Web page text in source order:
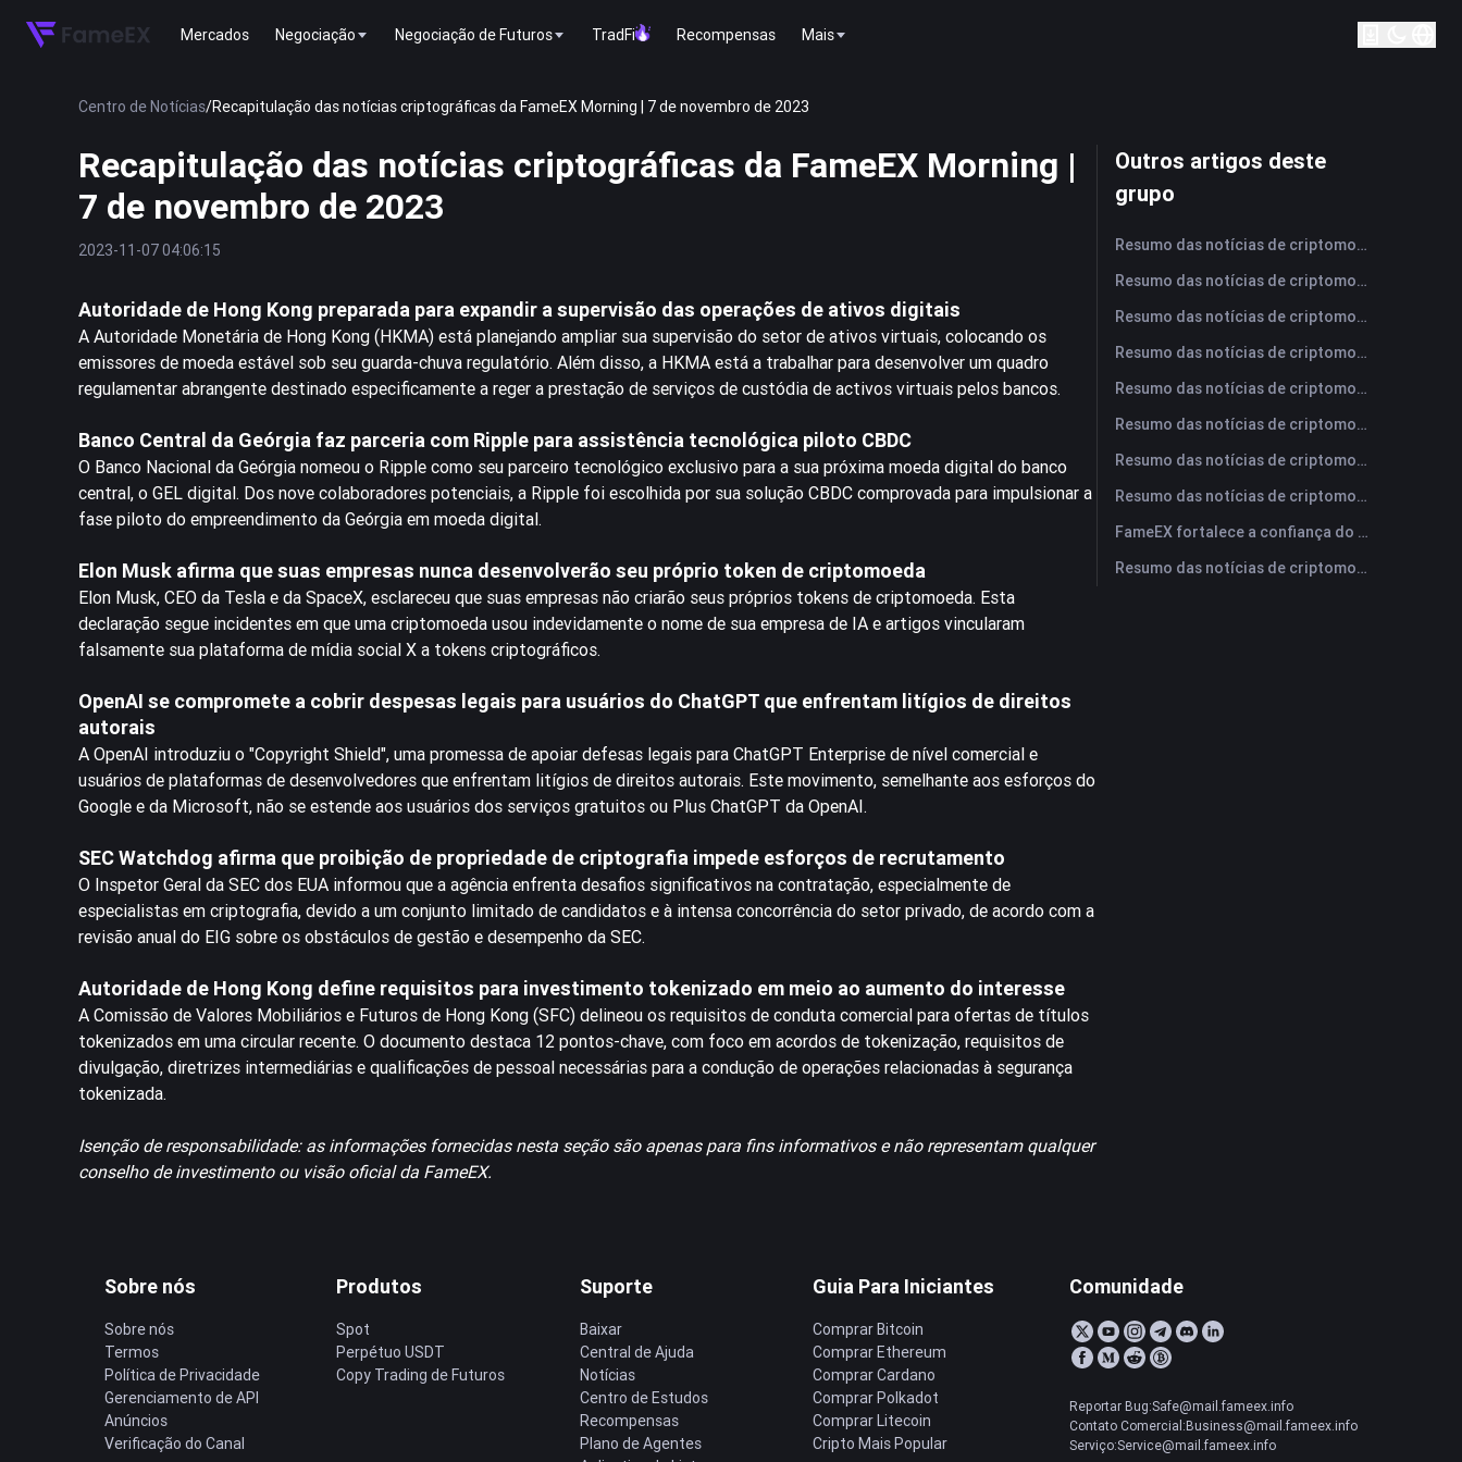
Mercados Negociação Negociação de Futuros TradFi Recompensas Mais
Centro de Notícias/Recapitulação das notícias criptográficas da FameEX Morning | 7 de novembro de 2023
Recapitulação das notícias criptográficas da FameEX Morning |
7 de novembro de 2023
2023-11-07 04:06:15
Autoridade de Hong Kong preparada para expandir a supervisão das operações de ativos digitais
A Autoridade Monetária de Hong Kong (HKMA) está planejando ampliar sua supervisão do setor de ativos virtuais, colocando os
emissores de moeda estável sob seu guarda-chuva regulatório. Além disso, a HKMA está a trabalhar para desenvolver um quadro
regulamentar abrangente destinado especificamente a reger a prestação de serviços de custódia de activos virtuais pelos bancos.
Banco Central da Geórgia faz parceria com Ripple para assistência tecnológica piloto CBDC
O Banco Nacional da Geórgia nomeou o Ripple como seu parceiro tecnológico exclusivo para a sua próxima moeda digital do banco
central, o GEL digital. Dos nove colaboradores potenciais, a Ripple foi escolhida por sua solução CBDC comprovada para impulsionar a
fase piloto do empreendimento da Geórgia em moeda digital.
Elon Musk afirma que suas empresas nunca desenvolverão seu próprio token de criptomoeda
Elon Musk, CEO da Tesla e da SpaceX, esclareceu que suas empresas não criarão seus próprios tokens de criptomoeda. Esta
declaração segue incidentes em que uma criptomoeda usou indevidamente o nome de sua empresa de IA e artigos vincularam
falsamente sua plataforma de mídia social X a tokens criptográficos.
OpenAI se compromete a cobrir despesas legais para usuários do ChatGPT que enfrentam litígios de direitos
autorais
A OpenAI introduziu o "Copyright Shield", uma promessa de apoiar defesas legais para ChatGPT Enterprise de nível comercial e
usuários de plataformas de desenvolvedores que enfrentam litígios de direitos autorais. Este movimento, semelhante aos esforços do
Google e da Microsoft, não se estende aos usuários dos serviços gratuitos ou Plus ChatGPT da OpenAI.
SEC Watchdog afirma que proibição de propriedade de criptografia impede esforços de recrutamento
O Inspetor Geral da SEC dos EUA informou que a agência enfrenta desafios significativos na contratação, especialmente de
especialistas em criptografia, devido a um conjunto limitado de candidatos e à intensa concorrência do setor privado, de acordo com a
revisão anual do EIG sobre os obstáculos de gestão e desempenho da SEC.
Autoridade de Hong Kong define requisitos para investimento tokenizado em meio ao aumento do interesse
A Comissão de Valores Mobiliários e Futuros de Hong Kong (SFC) delineou os requisitos de conduta comercial para ofertas de títulos
tokenizados em uma circular recente. O documento destaca 12 pontos-chave, com foco em acordos de tokenização, requisitos de
divulgação, diretrizes intermediárias e qualificações de pessoal necessárias para a condução de operações relacionadas à segurança
tokenizada.
Isenção de responsabilidade: as informações fornecidas nesta seção são apenas para fins informativos e não representam qualquer
conselho de investimento ou visão oficial da FameEX.
Outros artigos deste
grupo
Resumo das notícias de criptomoedas da FameEX hoje | 7 de agosto de 2026
Resumo das notícias de criptomoedas da FameEX hoje | 6 de agosto de 2026
Resumo das notícias de criptomoedas da FameEX hoje | 5 de agosto de 2026
Resumo das notícias de criptomoedas da FameEX hoje | 4 de agosto de 2026
Resumo das notícias de criptomoedas da FameEX hoje | 3 de agosto de 2026
Resumo das notícias de criptomoedas da FameEX hoje | 31 de julho de 2026
Resumo das notícias de criptomoedas da FameEX hoje | 30 de julho de 2026
Resumo das notícias de criptomoedas da FameEX hoje | 29 de julho de 2026
FameEX fortalece a confiança do usuário por meio de oito anos de operações estáveis ​​e crescimento global
Resumo das notícias de criptomoedas da FameEX hoje | 28 de julho de 2026
Sobre nós
Sobre nós
Termos
Política de Privacidade
Gerenciamento de API
Anúncios
Verificação do Canal
Produtos
Spot
Perpétuo USDT
Copy Trading de Futuros
Suporte
Baixar
Central de Ajuda
Notícias
Centro de Estudos
Recompensas
Plano de Agentes
Guia Para Iniciantes
Comprar Bitcoin
Comprar Ethereum
Comprar Cardano
Comprar Polkadot
Comprar Litecoin
Cripto Mais Popular
Comunidade
Reportar Bug:Safe@mail.fameex.info
Contato Comercial:Business@mail.fameex.info
Serviço:Service@mail.fameex.info